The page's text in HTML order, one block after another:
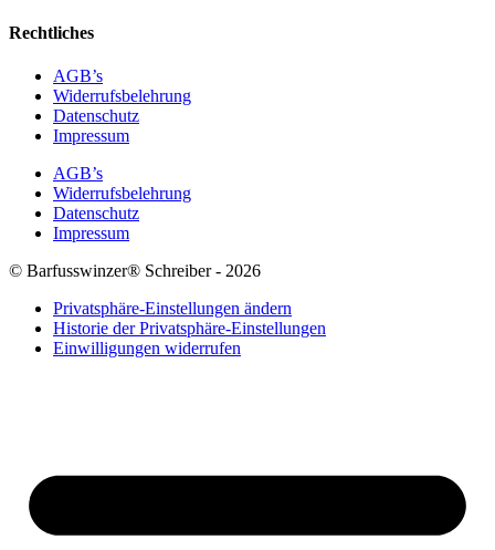
Rechtliches
AGB’s
Widerrufsbelehrung
Datenschutz
Impressum
AGB’s
Widerrufsbelehrung
Datenschutz
Impressum
© Barfusswinzer® Schreiber - 2026
Privatsphäre-Einstellungen ändern
Historie der Privatsphäre-Einstellungen
Einwilligungen widerrufen